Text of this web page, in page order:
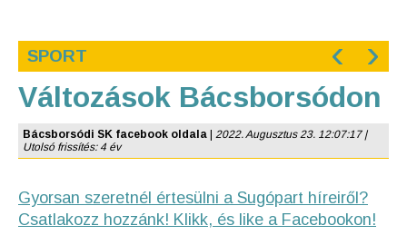
SPORT ‹ ›
Változások Bácsborsódon
Bácsborsódi SK facebook oldala
2022. Augusztus 23. 12:07:17 |
Utolsó frissítés: 4 év
Gyorsan szeretnél értesülni a Sugópart híreiről?
Csatlakozz hozzánk! Klikk, és like a Facebookon!